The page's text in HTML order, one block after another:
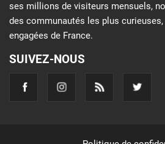
ses millions de visiteurs mensuels,
des communautés les plus
engagées de France.
SUIVEZ-NOUS